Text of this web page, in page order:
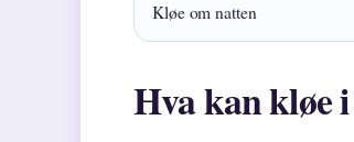
Kløe om natten
Hva kan kløe